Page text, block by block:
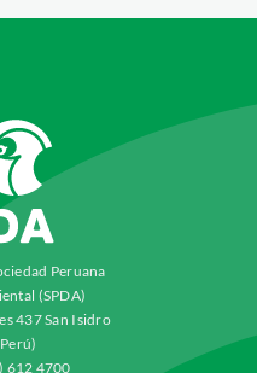
Peruana
(SPDA)
437 San Isidro
612 4700